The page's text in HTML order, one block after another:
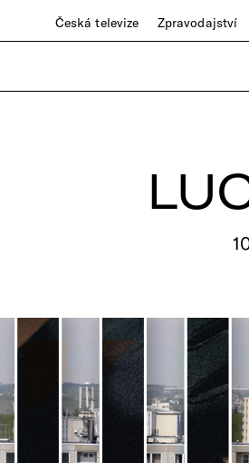
Česká televize Zpravodajství